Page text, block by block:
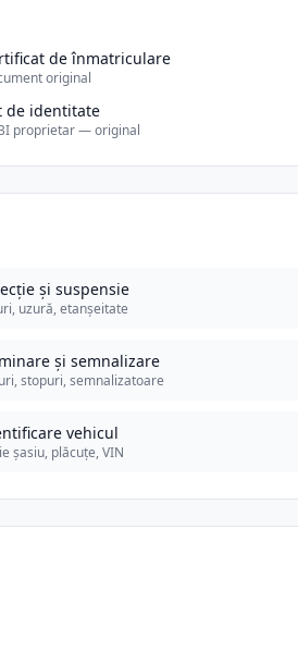
de înmatriculare
original
de identitate
proprietar — original
și suspensie
uzură, etanșeitate
și semnalizare
stopuri, semnalizatoare
vehicul
șasiu, plăcuțe, VIN